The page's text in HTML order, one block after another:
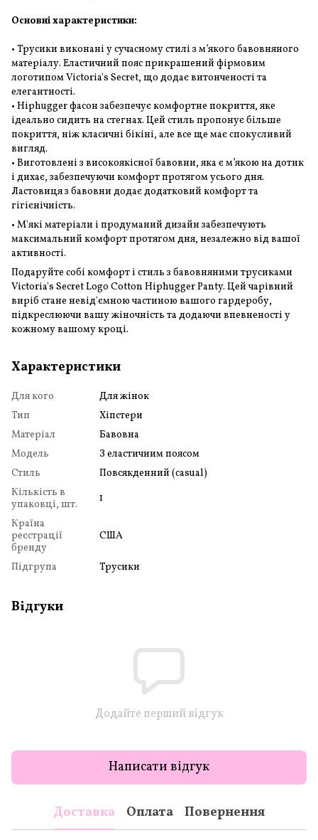
Основні характеристики:
• Трусики виконані у сучасному стилі з м’якого бавовняного
матеріалу. Еластичний пояс прикрашений фірмовим
логотипом Victoria's Secret, що додає витонченості та
елегантності.
• Hiphugger фасон забезпечує комфортне покриття, яке
ідеально сидить на стегнах. Цей стиль пропонує більше
покриття, ніж класичні бікіні, але все ще має спокусливий
вигляд.
• Виготовлені з високоякісної бавовни, яка є м’якою на дотик
і дихає, забезпечуючи комфорт протягом усього дня.
Ластовиця з бавовни додає додатковий комфорт та
гігієнічність.
• М'які матеріали і продуманий дизайн забезпечують
максимальний комфорт протягом дня, незалежно від вашої
активності.
Подаруйте собі комфорт і стиль з бавовняними трусиками
Victoria's Secret Logo Cotton Hiphugger Panty. Цей чарівний
виріб стане невід'ємною частиною вашого гардеробу,
підкреслюючи вашу жіночність та додаючи впевненості у
кожному вашому кроці.
Характеристики
Для кого
Для жінок
Тип
Хіпстери
Матеріал
Бавовна
Модель
З еластичним поясом
Стиль
Повсякденний (casual)
Кількість в
упаковці, шт.
1
Країна
реєстрації
бренду
США
Підгрупа Трусики
Відгуки
Додайте перший відгук
Написати відгук
Доставка Оплата Повернення